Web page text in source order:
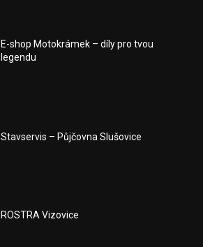
E-shop Motokrámek – díly pro tvou
legendu
Stavservis – Půjčovna Slušovice
ROSTRA Vizovice